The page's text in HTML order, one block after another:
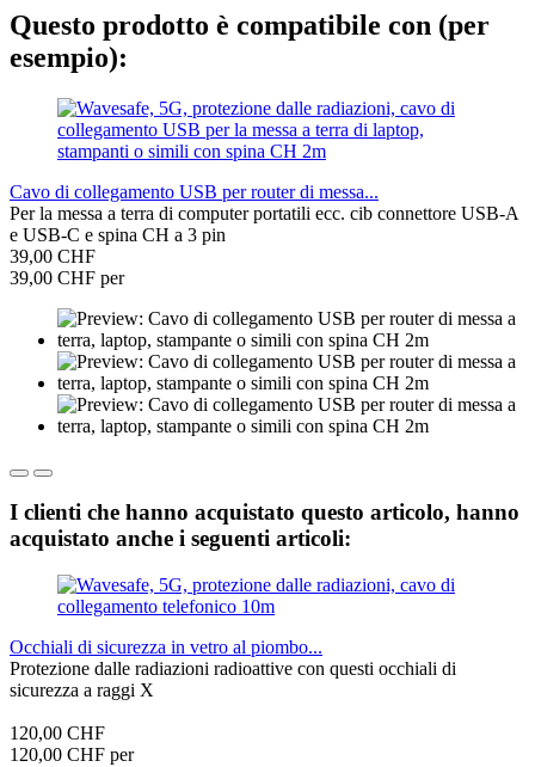
Questo prodotto è compatibile con (per
esempio):
Cavo di collegamento USB per router di messa...
Per la messa a terra di computer portatili ecc. cib connettore USB-A
e USB-C e spina CH a 3 pin
39,00 CHF
39,00 CHF per
I clienti che hanno acquistato questo articolo, hanno
acquistato anche i seguenti articoli:
Occhiali di sicurezza in vetro al piombo...
Protezione dalle radiazioni radioattive con questi occhiali di
sicurezza a raggi X
120,00 CHF
120,00 CHF per